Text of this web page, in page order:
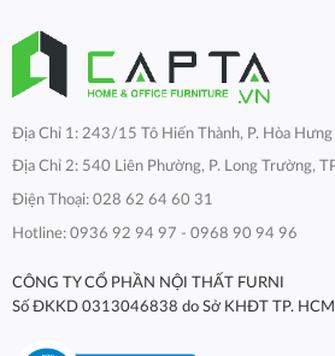
Địa Chỉ 1: 243/15 Tô Hiến Thành, P. Hòa Hưng
Địa Chỉ 2: 540 Liên Phường, P. Long Trường,
Điện Thoại: 028 62 64 60 31
Hotline: 0936 92 94 97 - 0968 90 94 96
CÔNG TY CỔ PHẦN NỘI THẤT FURNI
Số ĐKKD 0313046838 do Sở KHĐT TP.